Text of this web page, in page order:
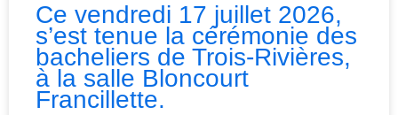
Ce vendredi 17 juillet 2026,
s’est tenue la cérémonie des
bacheliers de Trois-Rivières,
à la salle Bloncourt
Francillette.